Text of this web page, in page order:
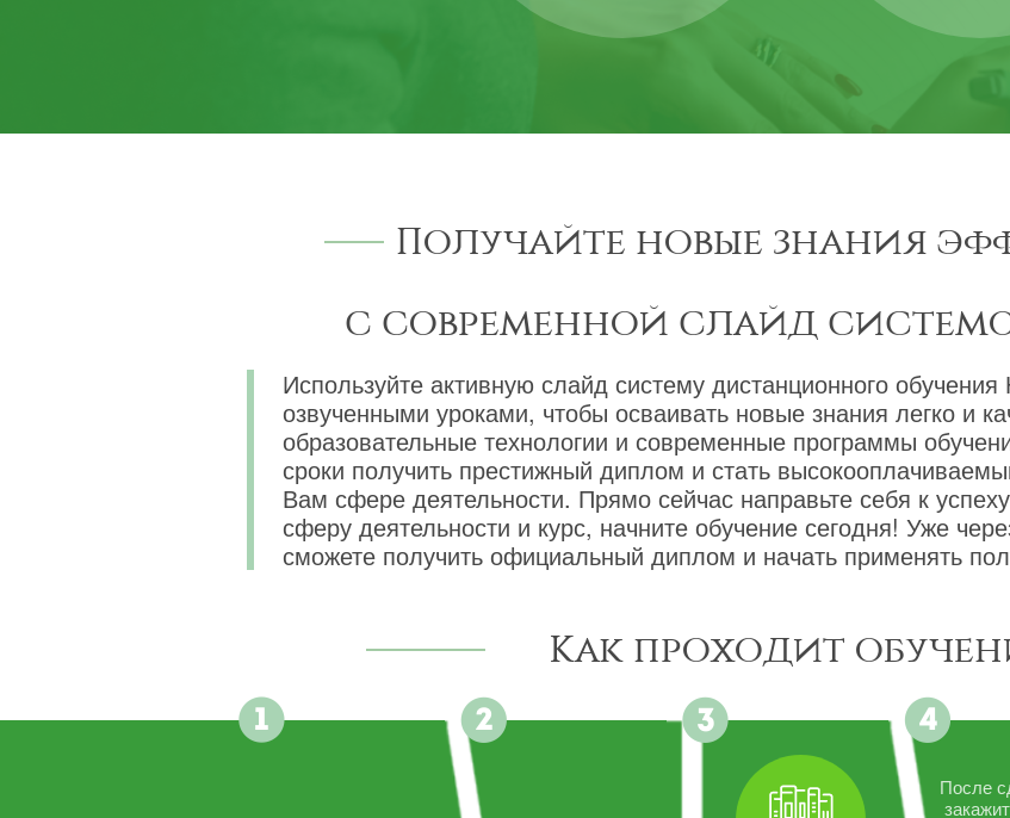
Получайте новые знания
с современной слайд
Используйте активную слайд систему дистанционного
озвученными уроками, чтобы осваивать новые знания легко и
образовательные технологии и современные программы
сроки получить престижный диплом и стать
Вам сфере деятельности. Прямо сейчас направьте себя к
сферу деятельности и курс, начните обучение сегодня! Уже
сможете получить официальный диплом и начать применять
Как проходит
После